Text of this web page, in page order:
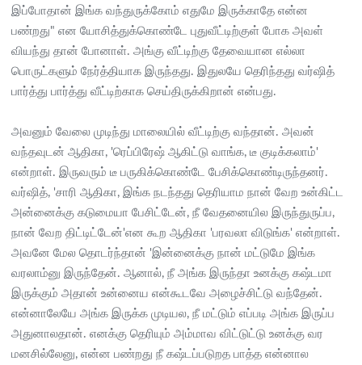
இப்போதான் இங்க வந்துருக்கோம் எதுமே இருக்காதே என்ன
பண்றது" என யோசித்துக்கொண்டே புதுவீட்டிற்குள் போக அவள்
வியந்து தான் போனாள். அங்கு வீட்டிற்கு தேவையான எல்லா
பொருட்களும் நேர்த்தியாக இருந்தது. இதுலயே தெரிந்தது வர்ஷித்
பார்த்து பார்த்து வீட்டிற்காக செய்திருக்கிறான் என்பது.
அவனும் வேலை முடிந்து மாலையில் வீட்டிற்கு வந்தான். அவன்
வந்தவுடன் ஆதிகா, 'ரெப்பிரேஷ் ஆகிட்டு வாங்க, டீ குடிக்கலாம்'
என்றாள். இருவரும் டீ பருகிக்கொண்டே பேசிக்கொண்டிருந்தனர்.
வர்ஷித், 'சாரி ஆதிகா, இங்க நடந்தது தெரியாம நான் வேற உன்கிட்ட
அன்னைக்கு கடுமையா பேசிட்டேன், நீ வேதனையில இருந்துருப்ப,
நான் வேற திட்டிட்டேன்'என கூற ஆதிகா 'பரவலா விடுங்க' என்றாள்.
அவனே மேல தொடர்ந்தான் 'இன்னைக்கு நான் மட்டுமே இங்க
வரலாம்னு இருந்தேன். ஆனால், நீ அங்க இருந்தா உனக்கு கஷ்டமா
இருக்கும் அதான் உன்னைய என்கூடவே அழைச்சிட்டு வந்தேன்.
என்னாலேயே அங்க இருக்க முடியல, நீ மட்டும் எப்படி அங்க இருப்ப
அதுனாலதான். எனக்கு தெரியும் அம்மாவ விட்டுட்டு உனக்கு வர
மனசில்லேனு, என்ன பண்றது நீ கஷ்டப்படுறத பாத்த என்னால